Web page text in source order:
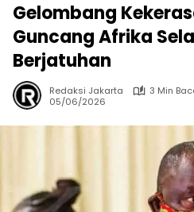
Gelombang
Guncang Afrika
Berjatuhan
Redaksi Jakarta
3 Min
05/06/2026